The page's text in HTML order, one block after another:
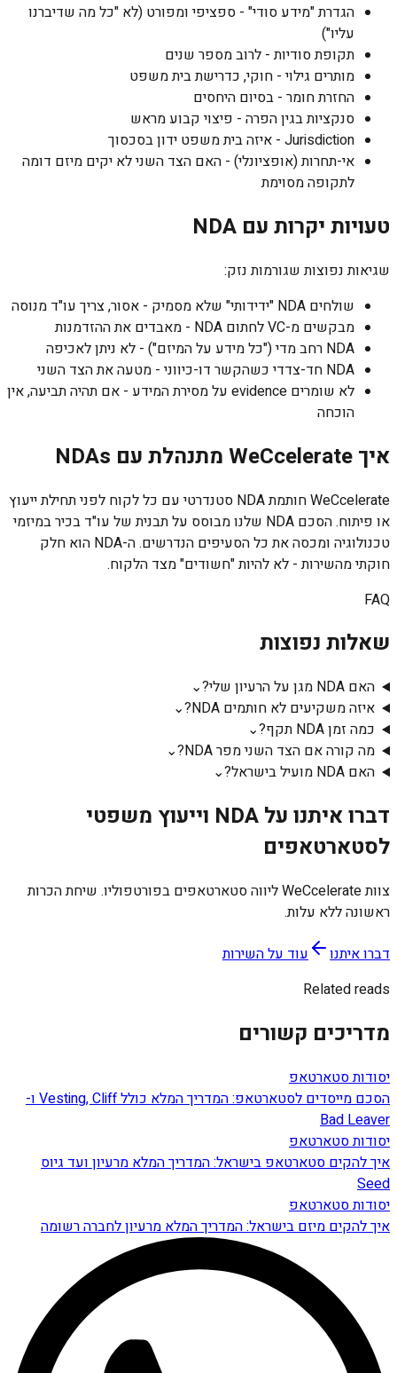
הגדרת "מידע סודי" - ספציפי ומפורט (לא "כל מה שדיברנו
עליו")
תקופת סודיות - לרוב מספר שנים
מותרים גילוי - חוקי, כדרישת בית משפט
החזרת חומר - בסיום היחסים
סנקציות בגין הפרה - פיצוי קבוע מראש
Jurisdiction - איזה בית משפט ידון בסכסוך
אי-תחרות (אופציונלי) - האם הצד השני לא יקים מיזם דומה
לתקופה מסוימת
טעויות יקרות עם NDA
שגיאות נפוצות שגורמות נזק:
שולחים NDA "ידידותי" שלא מסמיק - אסור, צריך עו"ד מנוסה
מבקשים מ-VC לחתום NDA - מאבדים את ההזדמנות
NDA רחב מדי ("כל מידע על המיזם") - לא ניתן לאכיפה
NDA חד-צדדי כשהקשר דו-כיווני - מטעה את הצד השני
לא שומרים evidence על מסירת המידע - אם תהיה תביעה, אין
הוכחה
איך WeCcelerate מתנהלת עם NDAs
WeCcelerate חותמת NDA סטנדרטי עם כל לקוח לפני תחילת ייעוץ
או פיתוח. הסכם NDA שלנו מבוסס על תבנית של עו"ד בכיר במיזמי
טכנולוגיה ומכסה את כל הסעיפים הנדרשים. ה-NDA הוא חלק
חוקתי מהשירות - לא להיות "חשודים" מצד הלקוח.
FAQ
שאלות נפוצות
האם NDA מגן על הרעיון שלי?
⌄
איזה משקיעים לא חותמים NDA?
⌄
כמה זמן NDA תקף?
⌄
מה קורה אם הצד השני מפר NDA?
⌄
האם NDA מועיל בישראל?
⌄
דברו איתנו על NDA וייעוץ משפטי
לסטארטאפים
צוות WeCcelerate ליווה סטארטאפים בפורטפוליו. שיחת הכרות
ראשונה ללא עלות.
דברו איתנו
עוד על השירות
Related reads
מדריכים קשורים
יסודות סטארטאפ
הסכם מייסדים לסטארטאפ: המדריך המלא כולל Vesting, Cliff ו-
Bad Leaver
יסודות סטארטאפ
איך להקים סטארטאפ בישראל: המדריך המלא מרעיון ועד גיוס
Seed
יסודות סטארטאפ
איך להקים מיזם בישראל: המדריך המלא מרעיון לחברה רשומה